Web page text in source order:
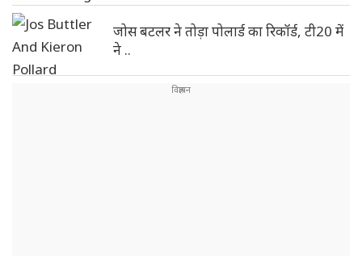
जोस बटलर ने तोड़ा पोलार्ड का रिकॉर्ड, टी20 में
ने ..